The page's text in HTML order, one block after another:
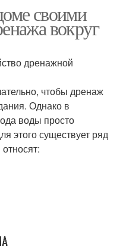
своими
вокруг
дренажной
чтобы дренаж
Однако в
воды просто
этого существует ряд